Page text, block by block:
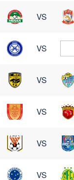
VS
VS
VS
VS
VS
VS